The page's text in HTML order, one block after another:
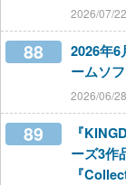
2026/07/
88
2026年
ームソ
2026/06/
89
『
ーズ3作
『